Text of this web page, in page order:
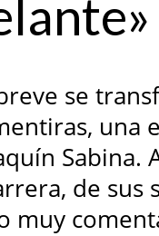
se
una
Sabina.
de
muy